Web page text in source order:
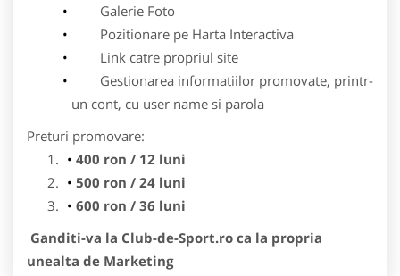
Galerie Foto
Pozitionare pe Harta Interactiva
Link catre propriul site
Gestionarea informatiilor promovate, printr-
un cont, cu user name si parola
Preturi promovare:
400 ron / 12 luni
500 ron / 24 luni
600 ron / 36 luni
Ganditi-va la Club-de-Sport.ro ca la propria
unealta de Marketing